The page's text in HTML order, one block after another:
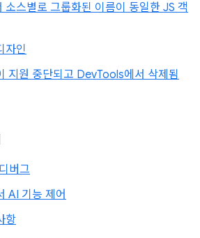
소스별로 그룹화된 이름이 동일한 JS 객
자인
지원 중단되고 DevTools에서 삭제됨
버그
AI 기능 제어
항